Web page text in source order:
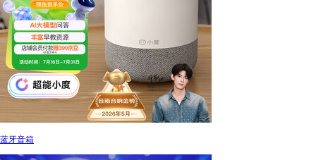
蓝牙音箱